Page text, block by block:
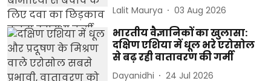
Lalit Maurya 03 Aug 2026
भारतीय वैज्ञानिकों का खुलासा:
दक्षिण एशिया में धूल भरे एरोसोल
से बढ़ रही वातावरण की गर्मी
Dayanidhi 24 Jul 2026